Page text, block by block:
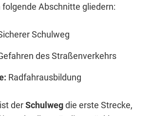
Abschnitte gliedern:
Schulweg
des Straßenverkehrs
Radfahrausbildung
derSchulwegdie erste Strecke,